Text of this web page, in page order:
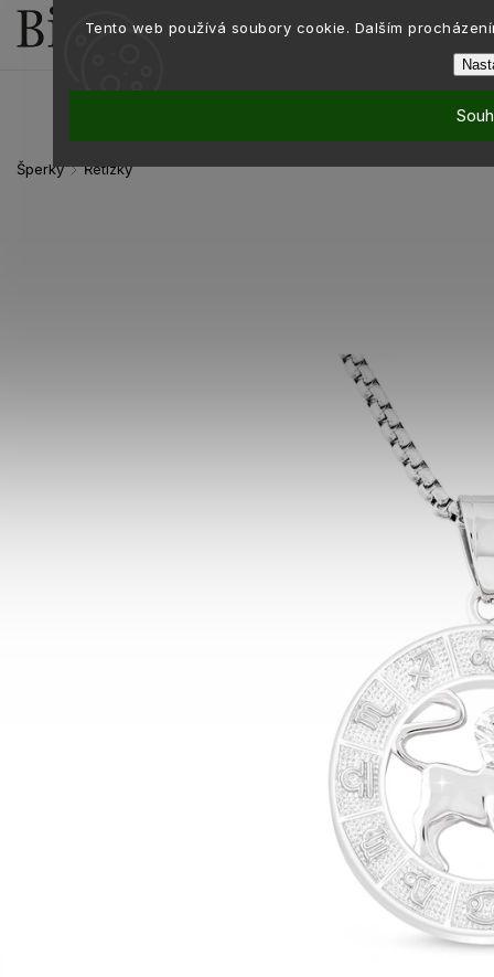
Tento web používá soubory cookie. Dalším
Šperky / Řetízky